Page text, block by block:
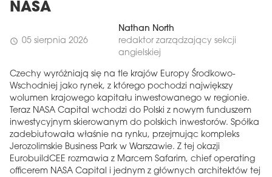
NASA
schedule 05 sierpnia 2026
Nathan North
redaktor zarządzający sekcji
angielskiej
Czechy wyróżniają się na tle krajów Europy Środkowo-
Wschodniej jako rynek, z którego pochodzi największy
wolumen krajowego kapitału inwestowanego w regionie.
Teraz NASA Capital wchodzi do Polski z nowym funduszem
inwestycyjnym skierowanym do polskich inwestorów. Spółka
zadebiutowała właśnie na rynku, przejmując kompleks
Jerozolimskie Business Park w Warszawie. Z tej okazji
EurobuildCEE rozmawia z Marcem Safarim, chief operating
officerem NASA Capital i jednym z głównych architektów tej